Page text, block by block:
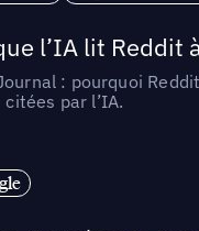
l’IA lit Reddit
: pourquoi
par l’IA.